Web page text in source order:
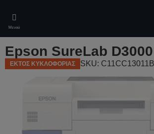
main
content
Μενού
Epson SureLab
ΕΚΤΟΣ ΚΥΚΛΟΦΟΡΙΑΣ SKU: